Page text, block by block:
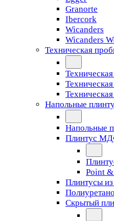
Granorte
Ibercork
Wicanders
Wicanders
Техническая
Напольные
Напольные
Плинтус
Point
Плинтусы
Скрытый